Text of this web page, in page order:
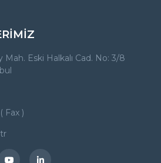
Mah. Eski Halkalı Cad. No: 3/8
Fax )